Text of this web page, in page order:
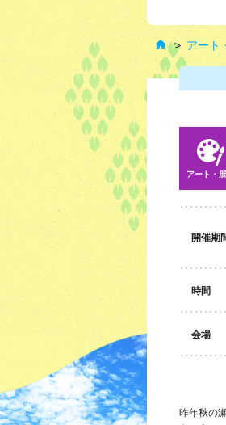
アート
アート・
開催期
時間
会場
昨年秋の